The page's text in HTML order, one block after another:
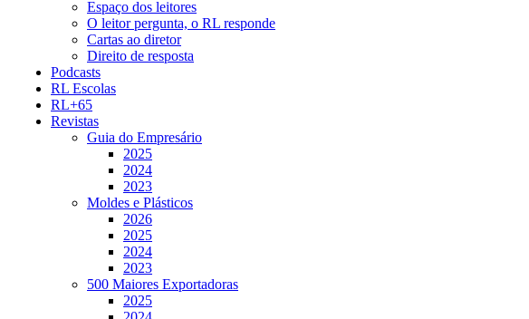
Espaço dos leitores
O leitor pergunta, o RL responde
Cartas ao diretor
Direito de resposta
Podcasts
RL Escolas
RL+65
Revistas
Guia do Empresário
2025
2024
2023
Moldes e Plásticos
2026
2025
2024
2023
500 Maiores Exportadoras
2025